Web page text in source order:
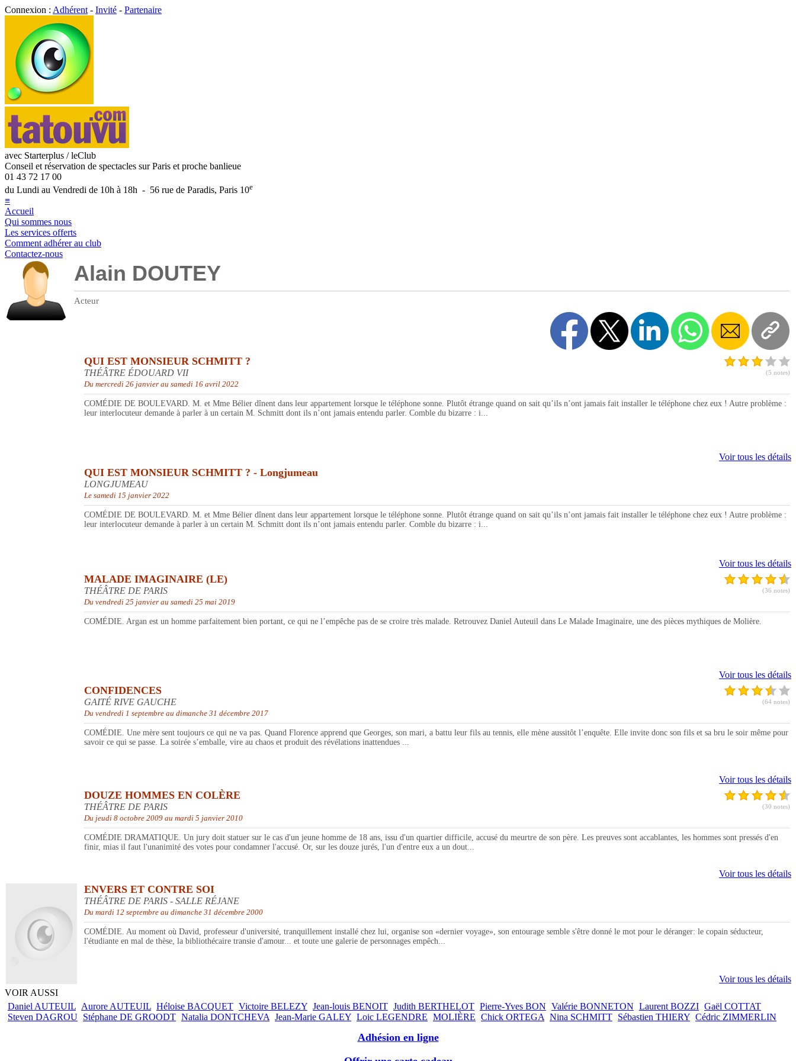
Connexion : Adhérent - Invité - Partenaire
avec Starterplus / leClub
Conseil et réservation de spectacles sur Paris et proche banlieue
01 43 72 17 00
du Lundi au Vendredi de 10h à 18h - 56 rue de Paradis, Paris 10e
≡
Accueil
Qui sommes nous
Les services offerts
Comment adhérer au club
Contactez-nous
Alain DOUTEY
Acteur
(5 notes)
QUI EST MONSIEUR SCHMITT ?
THÉÂTRE ÉDOUARD VII
Du mercredi 26 janvier au samedi 16 avril 2022
COMÉDIE DE BOULEVARD. M. et Mme Bélier dînent dans leur appartement lorsque le téléphone sonne. Plutôt étrange quand on sait qu’ils n’ont jamais fait installer le téléphone chez eux ! Autre problème :
leur interlocuteur demande à parler à un certain M. Schmitt dont ils n’ont jamais entendu parler. Comble du bizarre : i...
Voir tous les détails
QUI EST MONSIEUR SCHMITT ? - Longjumeau
LONGJUMEAU
Le samedi 15 janvier 2022
COMÉDIE DE BOULEVARD. M. et Mme Bélier dînent dans leur appartement lorsque le téléphone sonne. Plutôt étrange quand on sait qu’ils n’ont jamais fait installer le téléphone chez eux ! Autre problème :
leur interlocuteur demande à parler à un certain M. Schmitt dont ils n’ont jamais entendu parler. Comble du bizarre : i...
Voir tous les détails
(36 notes)
MALADE IMAGINAIRE (LE)
THÉÂTRE DE PARIS
Du vendredi 25 janvier au samedi 25 mai 2019
COMÉDIE. Argan est un homme parfaitement bien portant, ce qui ne l’empêche pas de se croire très malade. Retrouvez Daniel Auteuil dans Le Malade Imaginaire, une des pièces mythiques de Molière.
Voir tous les détails
(64 notes)
CONFIDENCES
GAITÉ RIVE GAUCHE
Du vendredi 1 septembre au dimanche 31 décembre 2017
COMÉDIE. Une mère sent toujours ce qui ne va pas. Quand Florence apprend que Georges, son mari, a battu leur fils au tennis, elle mène aussitôt l’enquête. Elle invite donc son fils et sa bru le soir même pour
savoir ce qui se passe. La soirée s’emballe, vire au chaos et produit des révélations inattendues ...
Voir tous les détails
(30 notes)
DOUZE HOMMES EN COLÈRE
THÉÂTRE DE PARIS
Du jeudi 8 octobre 2009 au mardi 5 janvier 2010
COMÉDIE DRAMATIQUE. Un jury doit statuer sur le cas d'un jeune homme de 18 ans, issu d'un quartier difficile, accusé du meurtre de son père. Les preuves sont accablantes, les hommes sont pressés d'en
finir, mias il faut l'unanimité des votes pour condamner l'accusé. Or, sur les douze jurés, l'un d'entre eux a un dout...
Voir tous les détails
ENVERS ET CONTRE SOI
THÉÂTRE DE PARIS - SALLE RÉJANE
Du mardi 12 septembre au dimanche 31 décembre 2000
COMÉDIE. Au moment où David, professeur d'université, tranquillement installé chez lui, organise son «dernier voyage», son entourage semble s'être donné le mot pour le déranger: le copain séducteur,
l'étudiante en mal de thèse, la bibliothécaire transie d'amour... et toute une galerie de personnages empêch...
Voir tous les détails
VOIR AUSSI
Daniel AUTEUIL Aurore AUTEUIL Héloise BACQUET Victoire BELEZY Jean-louis BENOIT Judith BERTHELOT Pierre-Yves BON Valérie BONNETON Laurent BOZZI Gaël COTTAT
Steven DAGROU Stéphane DE GROODT Natalia DONTCHEVA Jean-Marie GALEY Loic LEGENDRE MOLIÈRE Chick ORTEGA Nina SCHMITT Sébastien THIERY Cédric ZIMMERLIN
Adhésion en ligne